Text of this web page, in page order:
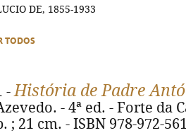
DE, 1855-1933
TODOS
-História de Padre
- 4ª ed. - Forte da
; 21 cm. - ISBN 978-972-